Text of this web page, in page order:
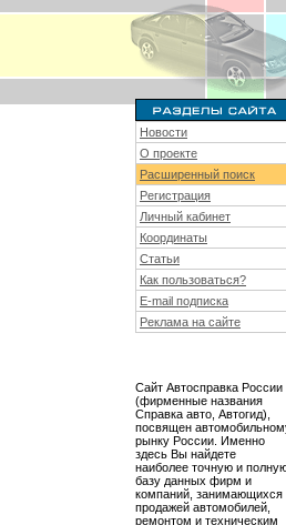
Новости
О проекте
Расширенный поиск
Регистрация
Личный кабинет
Координаты
Статьи
Как пользоваться?
E-mail подписка
Реклама на сайте
Сайт Автосправка России
(фирменные названия
Справка авто, Автогид),
посвящен
рынку России. Именно
здесь Вы найдете
наиболее точную и
базу данных фирм и
компаний, занимающихся
продажей автомобилей,
ремонтом и техническим